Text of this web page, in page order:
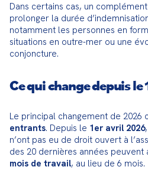
Dans certains cas, un
prolonger la durée
notamment les personnes en
situations en outre-mer ou une
conjoncture.
Ce qui change depuis
Le principal changement de 2026
entrants. Depuis le 1er avril 2026
n’ont pas eu de droit ouvert à
des 20 dernières années peuvent
mois de travail, au lieu de 6 mois.